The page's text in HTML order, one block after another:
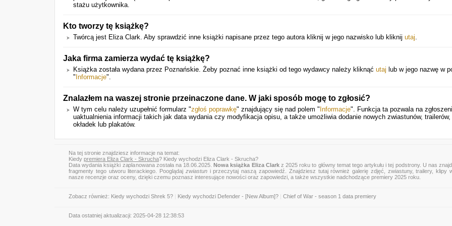
stażu użytkownika.
Kto tworzy tę książkę?
Twórcą jest Eliza Clark. Aby sprawdzić inne książki napisane przez tego autora kliknij w jego nazwisko lub kliknij utaj.
Jaka firma zamierza wydać tę książkę?
Książka została wydana przez Poznańskie. Żeby poznać inne książki od tego wydawcy należy kliknąć utaj lub w jego nazwę w
" Informacje".
Znalazłem na waszej stronie przeinaczone dane. W jaki sposób mogę to zgłosić?
W tym celu należy uzupełnić formularz "zgłoś poprawkę" znajdujący się nad polem " Informacje". Funkcja ta pozwala na
uaktualnienia informacji takich jak data wydania czy modyfikacja opisu, a także umożliwia dodanie nowych zwiastunów, trailerów,
okładek lub plakatów.
Na tej stronie znajdziesz informacje na temat:
Kiedy premiera Eliza Clark - Skrucha? Kiedy wychodzi Eliza Clark - Skrucha?
Data wydania książki zaplanowana została na 18.06.2025.Nowa książka Eliza Clarkz 2025 roku to główny temat tego artykułu i tej podstrony. U nas
fragmenty tego utworu literackiego. Pooglądaj zwiastuni przeczytaj naszą zapowiedź. Znajdziesz tutaj również galerię zdjęć, zwiastuny, trailery, klipy
nasze recenzje oraz oceny, dzięki czemu poznasz interesujące nowości oraz zapowiedzi, a także wszystkie nadchodzące premiery 2025 roku.
Zobacz również: Kiedy wychodzi Shrek 5? Kiedy wychodzi Defender - [New Album]? Chief of War - season 1 data premiery
Data ostatniej aktualizacji: 2025-04-28 12:38:53